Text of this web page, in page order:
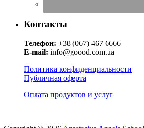
Контакты
Телефон: +38 (067) 467 6666
E-mail: info@goood.com.ua
Политика конфиденциальности
Публичная оферта
Оплата продуктов и услуг